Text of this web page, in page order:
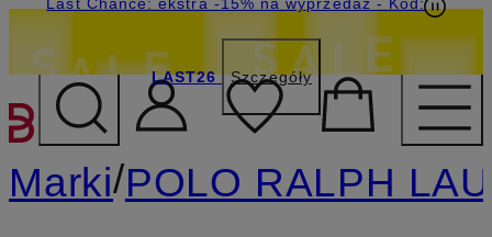
PRZEJDŹ DO GŁÓWNEJ
LAST26 Szczegóły
Marki/POLO RALPH